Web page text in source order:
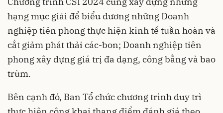
hạng mục giải để biểu dương những Doanh
nghiệp tiên phong thực hiện kinh tế tuần hoàn và
cắt giảm phát thải các-bon; Doanh nghiệp tiên
phong xây dựng giá trị đa dạng, công bằng và bao
trùm.
Bên cạnh đó, Ban Tổ chức chương trình duy trì